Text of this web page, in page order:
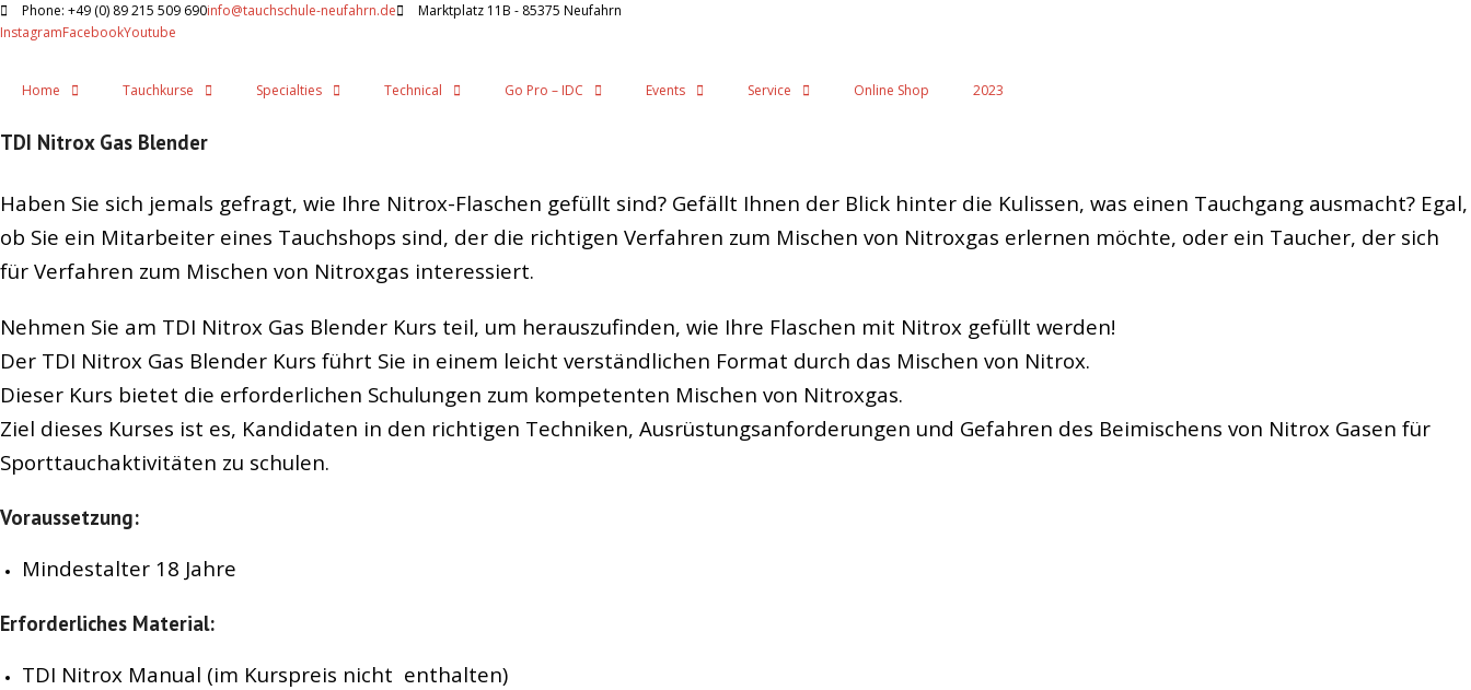
Phone: +49 (0) 89 215 509 690info@tauchschule-neufahrn.de
Marktplatz 11B - 85375 Neufahrn
InstagramFacebookYoutube
Home Tauchkurse Specialties Technical Go Pro – IDC Events Service Online Shop 2023
TDI Nitrox Gas Blender
Haben Sie sich jemals gefragt, wie Ihre Nitrox-Flaschen gefüllt sind? Gefällt Ihnen der Blick hinter die Kulissen, was einen Tauchgang ausmacht? Egal,
ob Sie ein Mitarbeiter eines Tauchshops sind, der die richtigen Verfahren zum Mischen von Nitroxgas erlernen möchte, oder ein Taucher, der sich
für Verfahren zum Mischen von Nitroxgas interessiert.
Nehmen Sie am TDI Nitrox Gas Blender Kurs teil, um herauszufinden, wie Ihre Flaschen mit Nitrox gefüllt werden!
Der TDI Nitrox Gas Blender Kurs führt Sie in einem leicht verständlichen Format durch das Mischen von Nitrox.
Dieser Kurs bietet die erforderlichen Schulungen zum kompetenten Mischen von Nitroxgas.
Ziel dieses Kurses ist es, Kandidaten in den richtigen Techniken, Ausrüstungsanforderungen und Gefahren des Beimischens von Nitrox Gasen für
Sporttauchaktivitäten zu schulen.
Voraussetzung:
Mindestalter 18 Jahre
Erforderliches Material:
TDI Nitrox Manual (im Kurspreis nicht enthalten)